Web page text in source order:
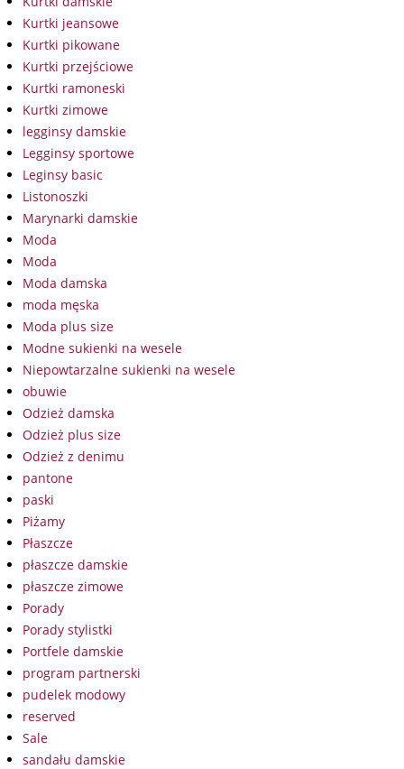
Kurtki jeansowe
Kurtki pikowane
Kurtki przejściowe
Kurtki ramoneski
Kurtki zimowe
legginsy damskie
Legginsy sportowe
Leginsy basic
Listonoszki
Marynarki damskie
Moda
Moda
Moda damska
moda męska
Moda plus size
Modne sukienki na wesele
Niepowtarzalne sukienki na wesele
obuwie
Odzież damska
Odzież plus size
Odzież z denimu
pantone
paski
Piżamy
Płaszcze
płaszcze damskie
płaszcze zimowe
Porady
Porady stylistki
Portfele damskie
program partnerski
pudelek modowy
reserved
Sale
sandału damskie